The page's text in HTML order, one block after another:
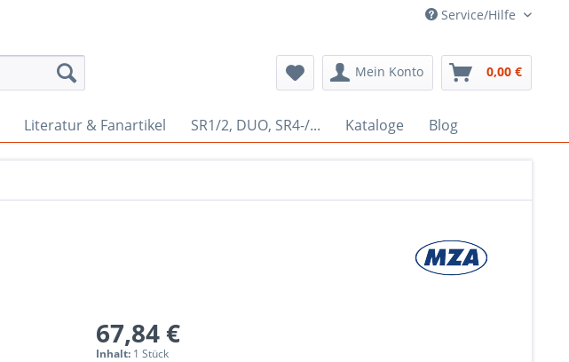
Service/Hilfe
Mein Konto 0,00 €
Literatur & Fanartikel SR1/2, DUO, SR4-/... Kataloge Blog
67,84 €
Inhalt: 1 Stück